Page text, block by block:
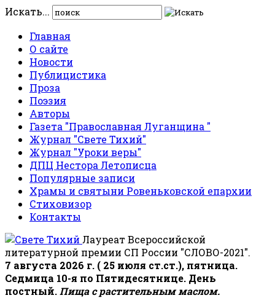
Искать...
Главная
О сайте
Новости
Публицистика
Проза
Поэзия
Авторы
Газета "Православная Луганщина "
Журнал "Свете Тихий"
Журнал "Уроки веры"
ДПЦ Нестора Летописца
Популярные записи
Храмы и святыни Ровеньковской епархии
Стиховизор
Контакты
Лауреат Всероссийской
литературной премии СП России "СЛОВО-2021".
7 августа 2026 г. ( 25 июля ст.ст.), пятница.
Седмица 10-я по Пятидесятнице. День
постный. Пища с растительным маслом.